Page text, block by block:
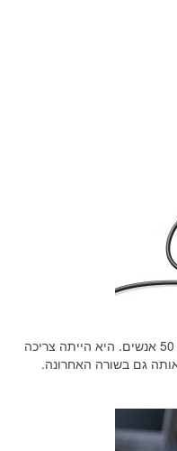
שרון הציגה מצגת מול 50 אנשים. היא הייתה צריכה
גם בשורה האחרונה.